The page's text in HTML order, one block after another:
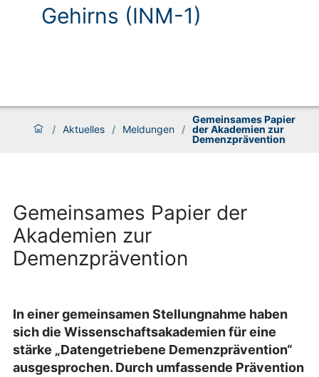
Gehirns (INM-1)
/ Aktuelles / Meldungen /
Gemeinsames Papier
der Akademien zur
Demenzprävention
Gemeinsames Papier der
Akademien zur
Demenzprävention
In einer gemeinsamen Stellungnahme haben
sich die Wissenschaftsakademien für eine
stärke „Datengetriebene Demenzprävention“
ausgesprochen. Durch umfassende Prävention